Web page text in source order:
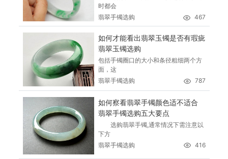
时都会
翡翠手镯选购
467
如何才能看出翡翠玉镯是否有瑕疵
翡翠玉镯选购
包括手镯圈口的大小和条径粗细两个方
面，这
翡翠手镯选购
787
如何察看翡翠手镯颜色适不适合
翡翠手镯选购五大要点
选购翡翠手镯,通常情况下需注意以
下方
翡翠手镯选购
416